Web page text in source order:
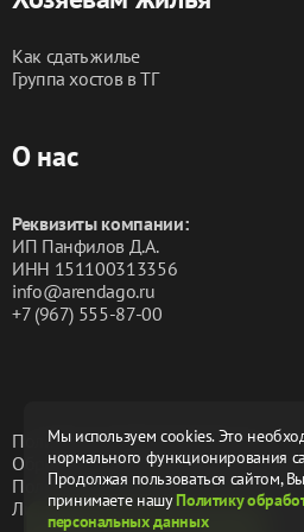
картой, а также принимаем
юридических лиц.
Мы используем cookies. Это
нормального функционирования
Продолжая пользоваться сайтом, Вы
принимаете нашуПолитику
персональных данных
Как сдать жилье
Группа хостов в ТГ
О нас
Реквизиты компании:
ИП Панфилов Д.А.
ИНН 151100313356
info@arendago.ru
+7 (967) 555-87-00
Политика конфиденциальности
Обработка персональных данных
Пользовательское соглашение
Лицензионное соглашение